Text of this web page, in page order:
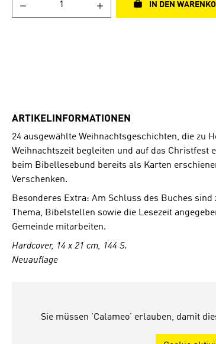
IN DEN
ARTIKELINFORMATIONEN
24 ausgewählte Weihnachtsgeschichten, die zu
Weihnachtszeit begleiten und auf das Christfest
beim Bibellesebund bereits als Karten
Verschenken.
Besonderes Extra: Am Schluss des Buches
Thema, Bibelstellen sowie die Lesezeit
Gemeinde mitarbeiten.
Hardcover, 14 x 21 cm, 144 S.
Neuauflage
Sie müssen 'Calameo' erlauben, damit